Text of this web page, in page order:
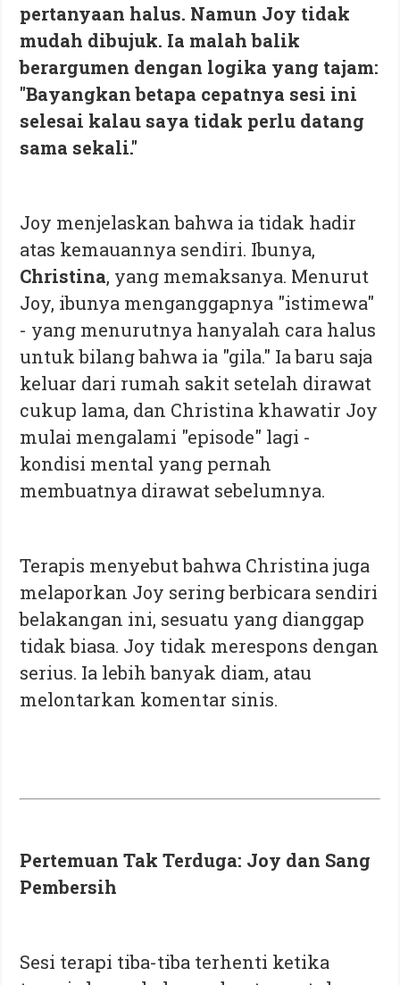
pertanyaan halus. Namun Joy tidak
mudah dibujuk. Ia malah balik
berargumen dengan logika yang tajam:
"Bayangkan betapa cepatnya sesi ini
selesai kalau saya tidak perlu datang
sama sekali."
Joy menjelaskan bahwa ia tidak hadir
atas kemauannya sendiri. Ibunya,
Christina, yang memaksanya. Menurut
Joy, ibunya menganggapnya "istimewa"
- yang menurutnya hanyalah cara halus
untuk bilang bahwa ia "gila." Ia baru saja
keluar dari rumah sakit setelah dirawat
cukup lama, dan Christina khawatir Joy
mulai mengalami "episode" lagi -
kondisi mental yang pernah
membuatnya dirawat sebelumnya.
Terapis menyebut bahwa Christina juga
melaporkan Joy sering berbicara sendiri
belakangan ini, sesuatu yang dianggap
tidak biasa. Joy tidak merespons dengan
serius. Ia lebih banyak diam, atau
melontarkan komentar sinis.
Pertemuan Tak Terduga: Joy dan Sang
Pembersih
Sesi terapi tiba-tiba terhenti ketika